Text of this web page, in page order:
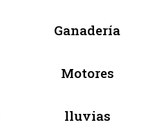
Ganadería
Motores
lluvias